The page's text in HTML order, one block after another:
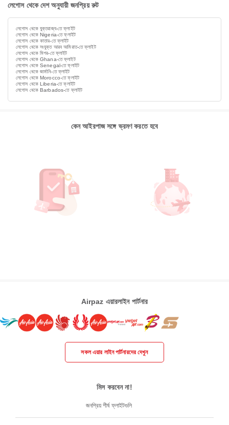
লেগোস থেকে দেশ অনুযায়ী জনপ্রিয় রুট
লেগোস থেকে যুক্তরাজ্য-তে ফ্লাইট
লেগোস থেকে Nigeria-তে ফ্লাইট
লেগোস থেকে কাতার-তে ফ্লাইট
লেগোস থেকে সংযুক্ত আরব আমিরাত-তে ফ্লাইট
লেগোস থেকে মিশর-তে ফ্লাইট
লেগোস থেকে Ghana-তে ফ্লাইট
লেগোস থেকে Senegal-তে ফ্লাইট
লেগোস থেকে জার্মানি-তে ফ্লাইট
লেগোস থেকে Morocco-তে ফ্লাইট
লেগোস থেকে Liberia-তে ফ্লাইট
লেগোস থেকে Barbados-তে ফ্লাইট
কেন আইরপাজ সঙ্গে ভ্রমণ করতে হবে
Airpaz এয়ারলাইন পার্টনার
সকল এয়ার লাইন পার্টনারদের দেখুন
মিস করবেন না!
জনপ্রিয় শীর্ষ ফ্লাইটগুলি